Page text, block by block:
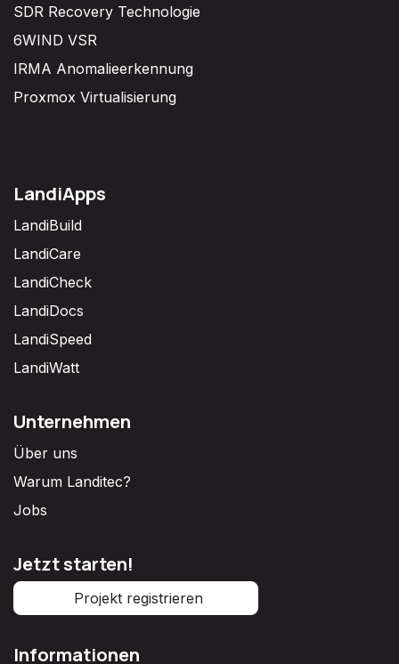
SDR Recovery Technologie
6WIND VSR
IRMA Anomalieerkennung
Proxmox Virtualisierung
LandiApps
LandiBuild
LandiCare
LandiCheck
LandiDocs
LandiSpeed
LandiWatt
Unternehmen
Über uns
Warum Landitec?
Jobs
Jetzt starten!
Projekt registrieren
Informationen